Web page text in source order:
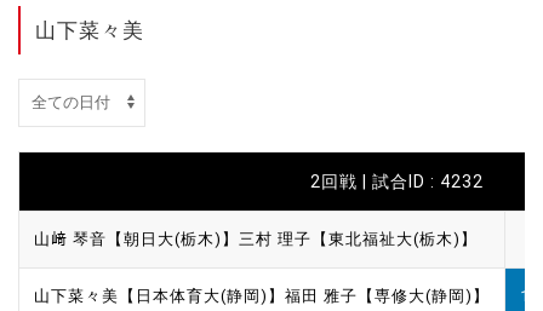
山下菜々美
2回戦 | 試合ID : 4232
山﨑 琴音【朝日大(栃木)】 三村 理子【東北福祉大(栃木)】
山下菜々美【日本体育大(静岡)】 福田 雅子【専修大(静岡)】 11